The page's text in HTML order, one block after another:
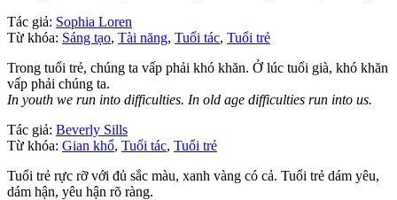
Tác giả: Sophia Loren
Từ khóa: Sáng tạo, Tài năng, Tuổi tác, Tuổi trẻ
Trong tuổi trẻ, chúng ta vấp phải khó khăn. Ở lúc tuổi già, khó khăn
vấp phải chúng ta.
In youth we run into difficulties. In old age difficulties run into us.
Tác giả: Beverly Sills
Từ khóa: Gian khổ, Tuổi tác, Tuổi trẻ
Tuổi trẻ rực rỡ với đủ sắc màu, xanh vàng có cả. Tuổi trẻ dám yêu,
dám hận, yêu hận rõ ràng.